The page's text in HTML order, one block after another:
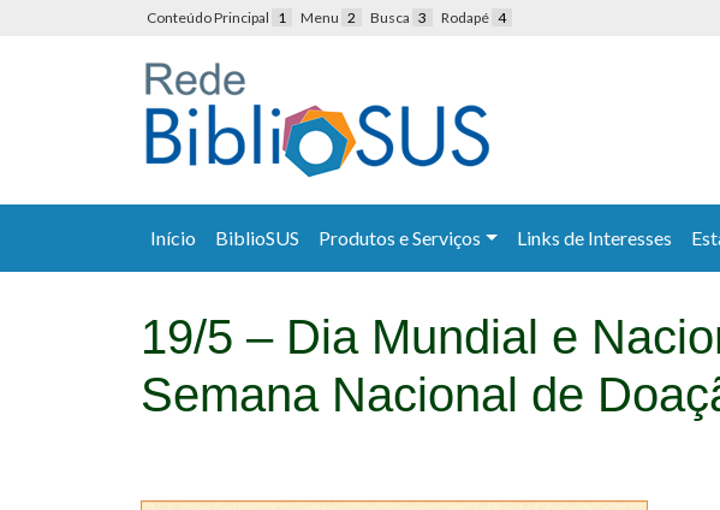
Conteúdo Principal 1 Menu 2 Busca 3 Rodapé 4
Início BiblioSUS Produtos e Serviços Links de Interesses
19/5 – Dia Mundial e
Semana Nacional de